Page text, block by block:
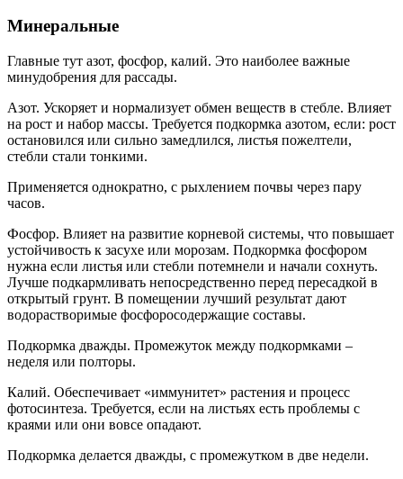
Минеральные
Главные тут азот, фосфор, калий. Это наиболее важные
минудобрения для рассады.
Азот. Ускоряет и нормализует обмен веществ в стебле. Влияет
на рост и набор массы. Требуется подкормка азотом, если: рост
остановился или сильно замедлился, листья пожелтели,
стебли стали тонкими.
Применяется однократно, с рыхлением почвы через пару
часов.
Фосфор. Влияет на развитие корневой системы, что повышает
устойчивость к засухе или морозам. Подкормка фосфором
нужна если листья или стебли потемнели и начали сохнуть.
Лучше подкармливать непосредственно перед пересадкой в
открытый грунт. В помещении лучший результат дают
водорастворимые фосфоросодержащие составы.
Подкормка дважды. Промежуток между подкормками –
неделя или полторы.
Калий. Обеспечивает «иммунитет» растения и процесс
фотосинтеза. Требуется, если на листьях есть проблемы с
краями или они вовсе опадают.
Подкормка делается дважды, с промежутком в две недели.